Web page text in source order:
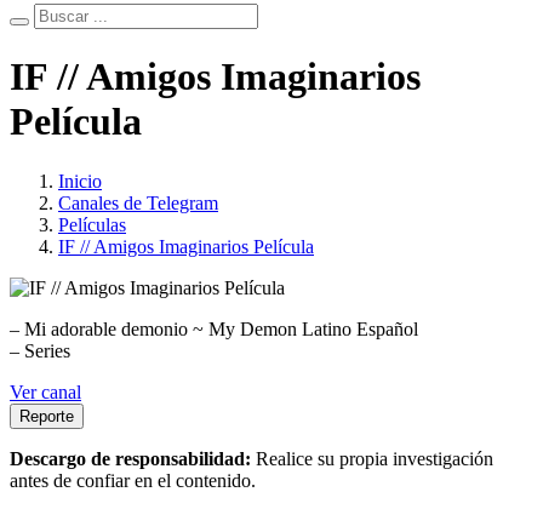
IF // Amigos Imaginarios
Película
Inicio
Canales de Telegram
Películas
IF // Amigos Imaginarios Película
– Mi adorable demonio ~ My Demon Latino Español
– Series
Ver canal
Reporte
Descargo de responsabilidad: Realice su propia investigación
antes de confiar en el contenido.